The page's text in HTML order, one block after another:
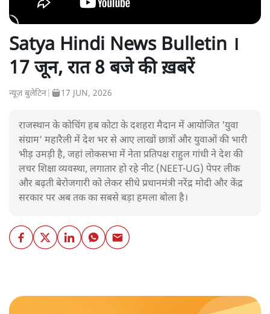
Satya Hindi News Bulletin ।
17 जून, रात 8 बजे की ख़बरें
न्यूज़ बुलेटिन 17 JUN, 2026
राजस्थान के कोचिंग हब कोटा के दशहरा मैदान में आयोजित 'युवा
संग्राम' महारैली में देश भर से आए लाखों छात्रों और युवाओं की भारी
भीड़ उमड़ी है, जहां लोकसभा में नेता प्रतिपक्ष राहुल गांधी ने देश की
लचर शिक्षा व्यवस्था, लगातार हो रहे नीट (NEET-UG) पेपर लीक
और बढ़ती बेरोजगारी को लेकर सीधे प्रधानमंत्री नरेंद्र मोदी और केंद्र
सरकार पर अब तक का सबसे बड़ा हमला बोला है।